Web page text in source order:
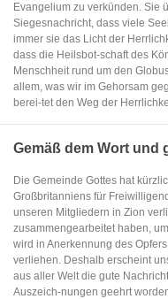
Evangelium zu verkünden. Sie
Siegesnachricht, dass viele
immer sie das Licht der
dass die Heilsbot-schaft des
Menschheit rund um den
allem, was wir im Gehorsam
berei-tet den Weg der
Gemäß dem Wort und
Die Gemeinde Gottes hat
Großbritanniens für
unseren Mitgliedern in Zion
zusammengearbeitet haben,
wird in Anerkennung des
verliehen. Deshalb erscheint
aus aller Welt die gute
Auszeich-nungen geehrt